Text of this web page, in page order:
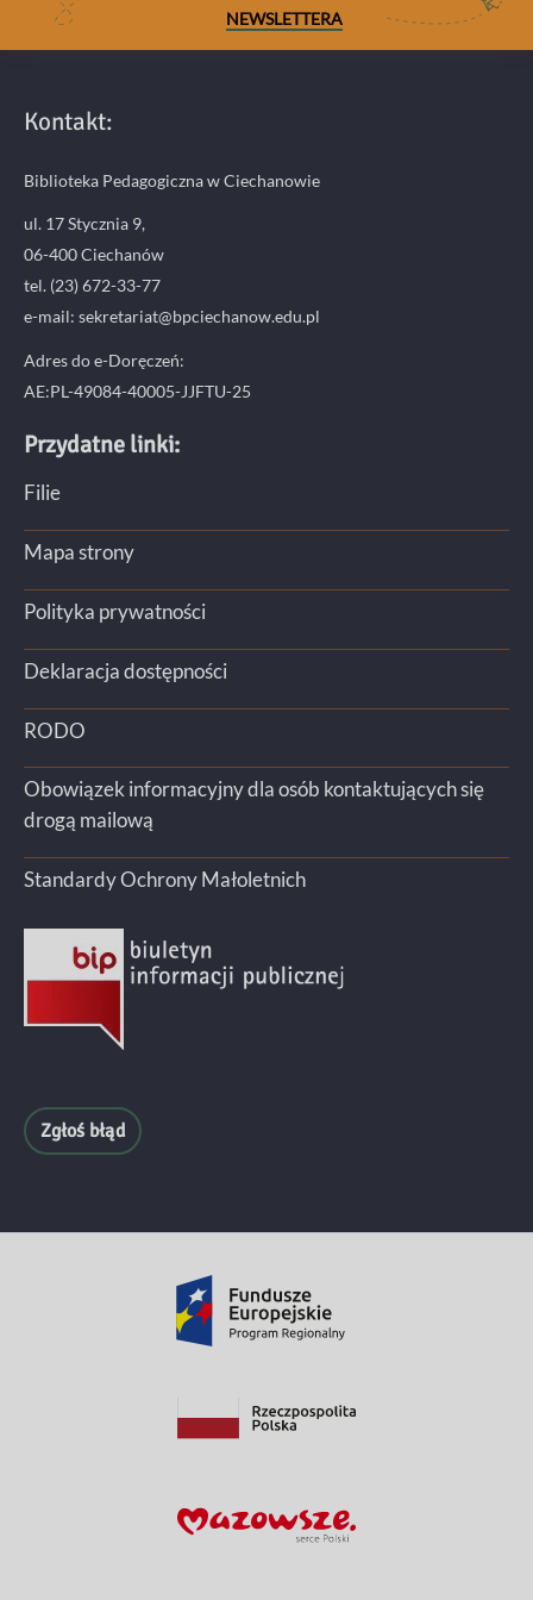
Ciechanowie
NEWSLETTERA
Kontakt:
Biblioteka Pedagogiczna w Ciechanowie
ul. 17 Stycznia 9,
06-400 Ciechanów
tel. (23) 672-33-77
e-mail: sekretariat@bpciechanow.edu.pl
Adres do e-Doręczeń:
AE:PL-49084-40005-JJFTU-25
Przydatne linki:
Filie
Mapa strony
Polityka prywatności
Deklaracja dostępności
RODO
Obowiązek informacyjny dla osób kontaktujących się
drogą mailową
Standardy Ochrony Małoletnich
Zgłoś błąd